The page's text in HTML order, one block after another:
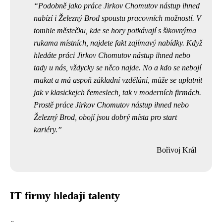
Podobně jako práce Jirkov Chomutov nástup ihned
nabízí i Železný Brod spoustu pracovních možností. V
tomhle městečku, kde se hory potkávají s šikovnýma
rukama místních, najdete fakt zajímavý nabídky. Když
hledáte práci Jirkov Chomutov nástup ihned nebo
tady u nás, vždycky se něco najde. No a kdo se nebojí
makat a má aspoň základní vzdělání, může se uplatnit
jak v klasickejch řemeslech, tak v moderních firmách.
Prostě práce Jirkov Chomutov nástup ihned nebo
Železný Brod, obojí jsou dobrý místa pro start
kariéry.
Bořivoj Král
IT firmy hledají talenty